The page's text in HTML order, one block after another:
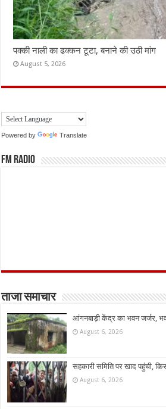
पक्की नाली का ढक्कन टूटा, बनाने की उठी मांग
August 5, 2026
Powered by Translate
FM Radio
ताजा समाचार
आंगनबाड़ी केंद्र का भवन जर्जर,
August 6, 2026
सहकारी समिति पर खाद पहुंची,
August 6, 2026